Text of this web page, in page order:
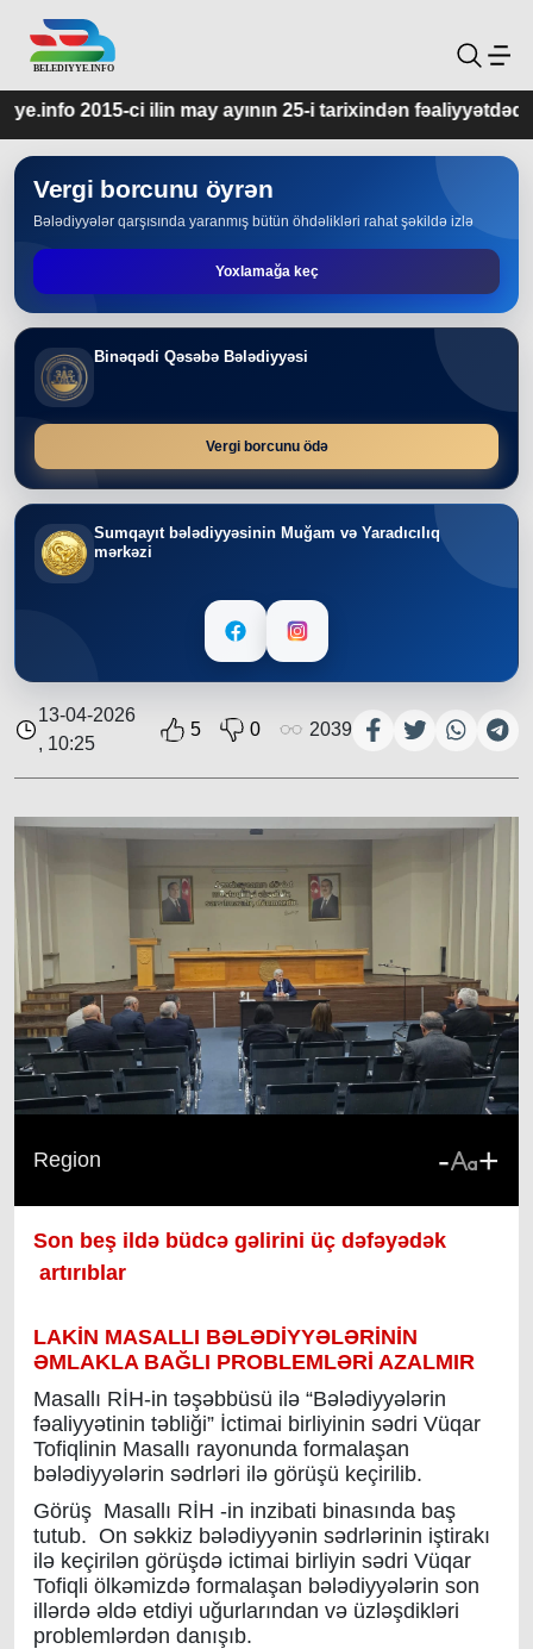
ayının 25-i tarixindən fəaliyyətdədir.
Vergi borcunu öyrən
Bələdiyyələr qarşısında yaranmış bütün öhdəlikləri rahat şəkildə izlə
Yoxlamağa keç
Binəqədi Qəsəbə Bələdiyyəsi
Vergi borcunu ödə
Sumqayıt bələdiyyəsinin Muğam və Yaradıcılıq
mərkəzi
13-04-2026
, 10:25
5 0 2039
Region - +
Son beş ildə büdcə gəlirini üç dəfəyədək
artırıblar
LAKİN MASALLI BƏLƏDİYYƏLƏRİNİN
ƏMLAKLA BAĞLI PROBLEMLƏRİ AZALMIR
Masallı RİH-in təşəbbüsü ilə “Bələdiyyələrin
fəaliyyətinin təbliği” İctimai birliyinin sədri Vüqar
Tofiqlinin Masallı rayonunda formalaşan
bələdiyyələrin sədrləri ilə görüşü keçirilib.
Görüş Masallı RİH -in inzibati binasında baş
tutub. On səkkiz bələdiyyənin sədrlərinin iştirakı
ilə keçirilən görüşdə ictimai birliyin sədri Vüqar
Tofiqli ölkəmizdə formalaşan bələdiyyələrin son
illərdə əldə etdiyi uğurlarından və üzləşdikləri
problemlərdən danışıb.